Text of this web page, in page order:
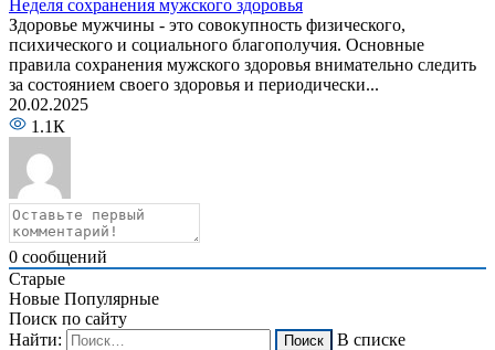
Неделя сохранения мужского здоровья
Здоровье мужчины - это совокупность физического,
психического и социального благополучия. Основные
правила сохранения мужского здоровья внимательно следить
за состоянием своего здоровья и периодически...
20.02.2025
1.1К
0 сообщений
Старые
Новые Популярные
Поиск по сайту
Найти:
В списке